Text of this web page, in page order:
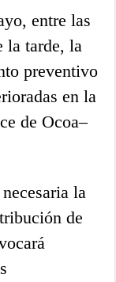
entre las
la tarde, la
preventivo
en la
de Ocoa–
la
de